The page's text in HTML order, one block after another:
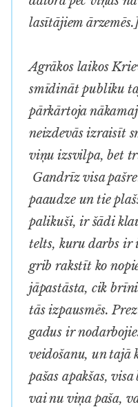
lasītājiem
Agrākos laikos
smīdināt publiku
pārkārtoja
neizdevās izraisīt
viņu izsvilpa, bet
Gandrīz visa
paaudze un tie
palikuši, ir šādi
telts, kuru darbs
grib rakstīt ko
jāpastāsta, cik
tās izpausmēs.
gadus ir
veidošanu, un tajā
pašas apakšas,
vai nu viņa paša,